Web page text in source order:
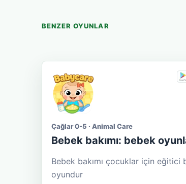
BENZER OYUNLAR
Çağlar 0-5 · Animal Care
Bebek bakımı: bebek
Bebek bakımı çocuklar için eğitici
oyundur